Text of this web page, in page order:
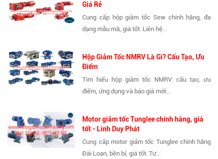
Giá Rẻ
Cung cấp hộp giảm tốc Sew chính hãng, đa
dạng mẫu mã, giá tốt. Liên hệ...
Hộp Giảm Tốc NMRV Là Gì? Cấu Tạo, Ưu
Điểm
Tìm hiểu hộp giảm tốc NMRV: cấu tạo, ưu
điểm, ứng dụng và báo giá mới...
Motor giảm tốc Tunglee chính hãng, giá
tốt - Linh Duy Phát
Cung cấp motor giảm tốc Tunglee chính hãng
Đài Loan, bền bỉ, giá tốt. Tư...